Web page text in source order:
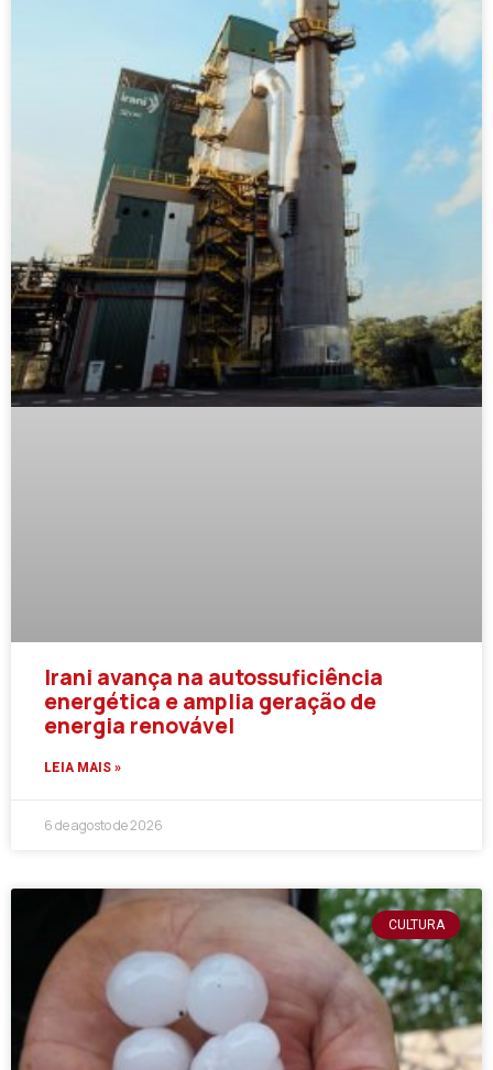
Irani avança na autossuficiência
energética e amplia geração de
energia renovável
LEIA MAIS »
6 de agosto de 2026
CULTURA